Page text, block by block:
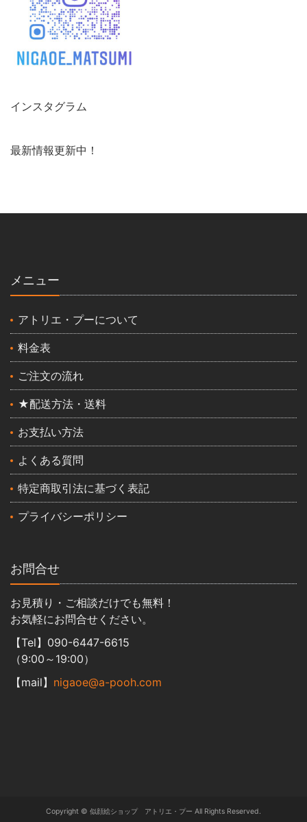
インスタグラム
最新情報更新中！
メニュー
アトリエ・プーについて
料金表
ご注文の流れ
★配送方法・送料
お支払い方法
よくある質問
特定商取引法に基づく表記
プライバシーポリシー
お問合せ
お見積り・ご相談だけでも無料！
お気軽にお問合せください。
【Tel】090-6447-6615
（9:00～19:00）
【mail】 nigaoe@a-pooh.com
Copyright © 似顔絵ショップ アトリエ・プー All Rights Reserved.